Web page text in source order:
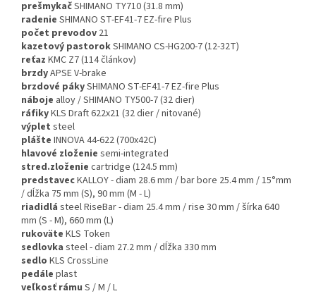
prešmykačSHIMANO TY710 (31.8 mm)
radenie SHIMANO ST-EF41-7 EZ-fire Plus
počet prevodov 21
kazetový pastorokSHIMANO CS-HG200-7 (12-32T)
reťaz KMC Z7 (114 článkov)
brzdyAPSE V-brake
brzdové pákySHIMANO ST-EF41-7 EZ-fire Plus
náboje alloy / SHIMANO TY500-7 (32 dier)
ráfikyKLS Draft 622x21 (32 dier / nitované)
výplet steel
plášte INNOVA 44-622 (700x42C)
hlavové zloženie semi-integrated
stred.zloženie cartridge (124.5 mm)
predstavecKALLOY - diam 28.6 mm / bar bore 25.4 mm / 15°mm
/ dĺžka 75 mm (S), 90 mm (M - L)
riadidlá steel RiseBar - diam 25.4 mm / rise 30 mm / šírka 640
mm (S - M), 660 mm (L)
rukoväte KLS Token
sedlovka steel - diam 27.2 mm / dĺžka 330 mm
sedlo KLS CrossLine
pedále plast
veľkosť rámu S / M / L